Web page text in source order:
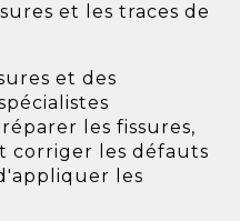
et les traces de
et des
les fissures,
corriger les défauts
les